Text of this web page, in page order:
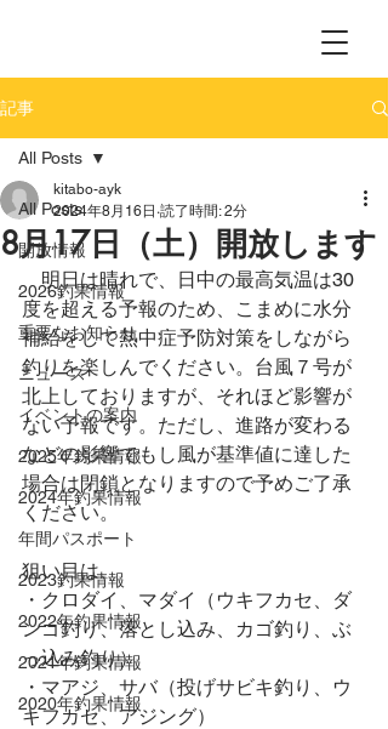
記事
All Posts
開放情報
2026釣果情報
重要なお知らせ
ニュース
イベントの案内
2025年釣果情報
2024年釣果情報
年間パスポート
2023釣果情報
2022年釣果情報
2021年釣果情報
2020年釣果情報
All Posts
8月17日（土）開放します
kitabo-ayk
2024年8月16日 読了時間: 2分
明日は晴れで、日中の最高気温は30
度を超える予報のため、こまめに水分
補給をして熱中症予防対策をしながら
釣りを楽しんでください。台風７号が
北上しておりますが、それほど影響が
ない予報です。ただし、進路が変わる
などの影響でもし風が基準値に達した
場合は閉鎖となりますので予めご了承
ください。
狙い目は、
・クロダイ、マダイ（ウキフカセ、ダ
ンゴ釣り、落とし込み、カゴ釣り、ぶ
っ込み釣り）
・マアジ、サバ（投げサビキ釣り、ウ
キフカセ、アジング）